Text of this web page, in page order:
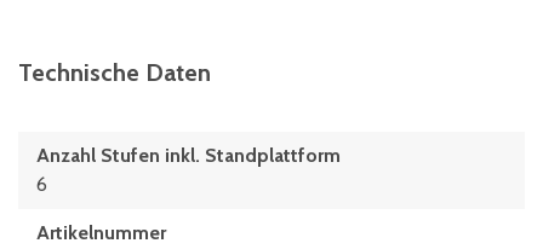
Technische Daten
Anzahl Stufen inkl. Standplattform
6
Artikelnummer